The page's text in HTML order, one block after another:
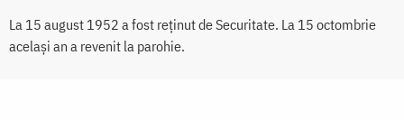
La 15 august 1952 a fost reținut de Securitate. La 15 octombrie
același an a revenit la parohie.